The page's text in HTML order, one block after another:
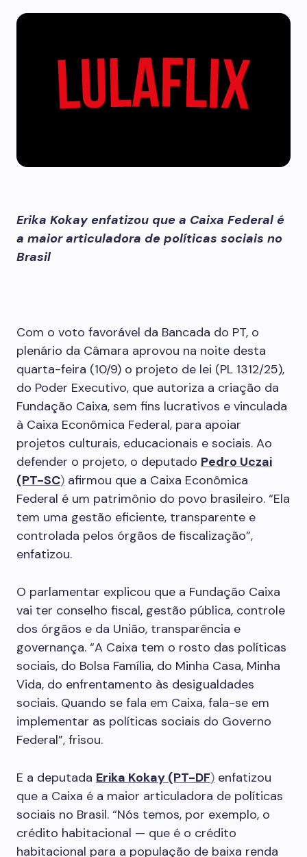
Erika Kokay enfatizou que a Caixa Federal é
a maior articuladora de políticas sociais no
Brasil
Com o voto favorável da Bancada do PT, o
plenário da Câmara aprovou na noite desta
quarta-feira (10/9) o projeto de lei (PL 1312/25),
do Poder Executivo, que autoriza a criação da
Fundação Caixa, sem fins lucrativos e vinculada
à Caixa Econômica Federal, para apoiar
projetos culturais, educacionais e sociais. Ao
defender o projeto, o deputado Pedro Uczai
(PT-SC) afirmou que a Caixa Econômica
Federal é um patrimônio do povo brasileiro. “Ela
tem uma gestão eficiente, transparente e
controlada pelos órgãos de fiscalização”,
enfatizou.
O parlamentar explicou que a Fundação Caixa
vai ter conselho fiscal, gestão pública, controle
dos órgãos e da União, transparência e
governança. “A Caixa tem o rosto das políticas
sociais, do Bolsa Família, do Minha Casa, Minha
Vida, do enfrentamento às desigualdades
sociais. Quando se fala em Caixa, fala-se em
implementar as políticas sociais do Governo
Federal”, frisou.
E a deputada Erika Kokay (PT-DF) enfatizou
que a Caixa é a maior articuladora de políticas
sociais no Brasil. “Nós temos, por exemplo, o
crédito habitacional — que é o crédito
habitacional para a população de baixa renda